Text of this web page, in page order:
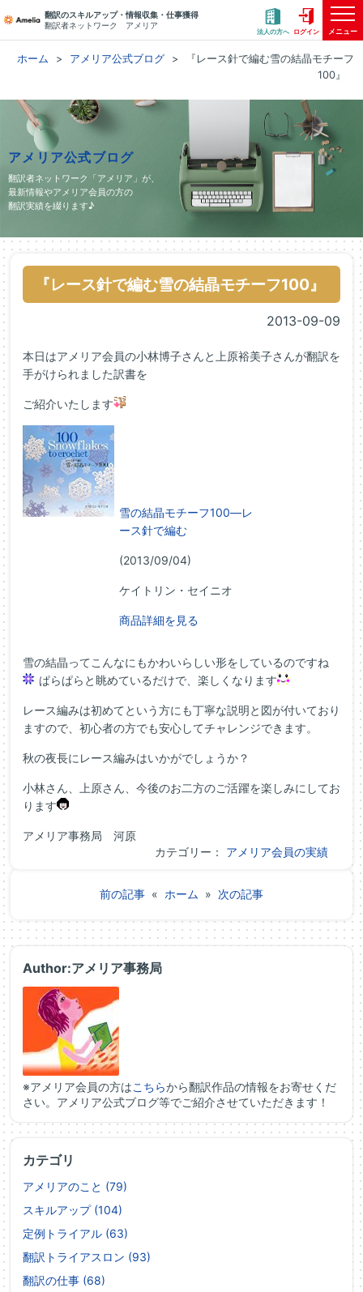
翻訳のスキルアップ・情報収集・仕事獲得
翻訳者ネットワーク アメリア
法人の方へ ログイン メニュー
ホーム アメリア公式ブログ
『レース針で編む雪の結晶モチーフ
100』
アメリア公式ブログ
翻訳者ネットワーク「アメリア」が、
最新情報やアメリア会員の方の
翻訳実績を綴ります♪
『レース針で編む雪の結晶モチーフ100』
2013-09-09
本日はアメリア会員の小林博子さんと上原裕美子さんが翻訳を
手がけられました訳書を
ご紹介いたします
雪の結晶モチーフ100―レ
ース針で編む
(2013/09/04)
ケイトリン・セイニオ
商品詳細を見る
雪の結晶ってこんなにもかわいらしい形をしているのですね
ぱらぱらと眺めているだけで、楽しくなります
レース編みは初めてという方にも丁寧な説明と図が付いており
ますので、初心者の方でも安心してチャレンジできます。
秋の夜長にレース編みはいかがでしょうか？
小林さん、上原さん、今後のお二方のご活躍を楽しみにしてお
ります
アメリア事務局 河原
カテゴリー： アメリア会員の実績
前の記事 « ホーム » 次の記事
Author:アメリア事務局
※アメリア会員の方はこちらから翻訳作品の情報をお寄せくだ
さい。アメリア公式ブログ等でご紹介させていただきます！
カテゴリ
アメリアのこと (79)
スキルアップ (104)
定例トライアル (63)
翻訳トライアスロン (93)
翻訳の仕事 (68)